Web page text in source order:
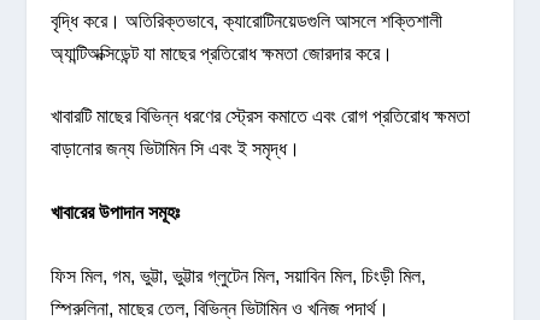
বৃদ্ধি করে। অতিরিক্তভাবে, ক্যারোটিনয়েডগুলি আসলে শক্তিশালী
অ্যান্টিঅক্সিডেন্ট যা মাছের প্রতিরোধ ক্ষমতা জোরদার করে।
খাবারটি মাছের বিভিন্ন ধরণের স্ট্রেস কমাতে এবং রোগ প্রতিরোধ ক্ষমতা
বাড়ানোর জন্য ভিটামিন সি এবং ই সমৃদ্ধ।
খাবারের উপাদান সমূহঃ
ফিস মিল, গম, ভুট্টা, ভুট্টার গ্লুটেন মিল, সয়াবিন মিল, চিংড়ী মিল,
স্পিরুলিনা, মাছের তেল, বিভিন্ন ভিটামিন ও খনিজ পদার্থ।